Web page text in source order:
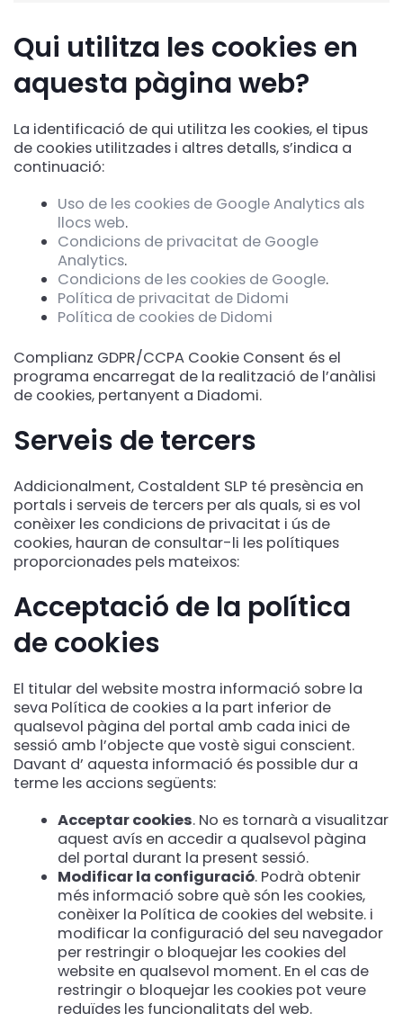
Qui utilitza les cookies en
aquesta pàgina web?
La identificació de qui utilitza les cookies, el tipus
de cookies utilitzades i altres detalls, s’indica a
continuació:
Uso de les cookies de Google Analytics als
llocs web.
Condicions de privacitat de Google
Analytics.
Condicions de les cookies de Google.
Política de privacitat de Didomi
Política de cookies de Didomi
Complianz GDPR/CCPA Cookie Consent és el
programa encarregat de la realització de l’anàlisi
de cookies, pertanyent a Diadomi.
Serveis de tercers
Addicionalment, Costaldent SLP té presència en
portals i serveis de tercers per als quals, si es vol
conèixer les condicions de privacitat i ús de
cookies, hauran de consultar-li les polítiques
proporcionades pels mateixos:
Acceptació de la política
de cookies
El titular del website mostra informació sobre la
seva Política de cookies a la part inferior de
qualsevol pàgina del portal amb cada inici de
sessió amb l’objecte que vostè sigui conscient.
Davant d’ aquesta informació és possible dur a
terme les accions següents:
Acceptar cookies. No es tornarà a visualitzar
aquest avís en accedir a qualsevol pàgina
del portal durant la present sessió.
Modificar la configuració. Podrà obtenir
més informació sobre què són les cookies,
conèixer la Política de cookies del website. i
modificar la configuració del seu navegador
per restringir o bloquejar les cookies del
website en qualsevol moment. En el cas de
restringir o bloquejar les cookies pot veure
reduïdes les funcionalitats del web.